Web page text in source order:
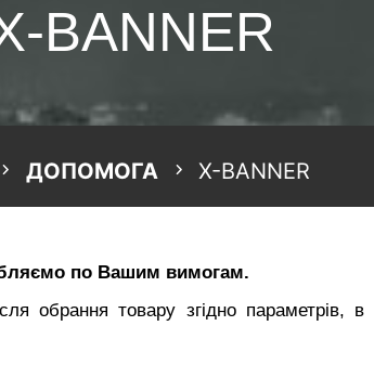
BANNER
HOME
ДОПОМОГА X-BANNER
по Вашим вимогам.
обрання товару згідно параметрів,